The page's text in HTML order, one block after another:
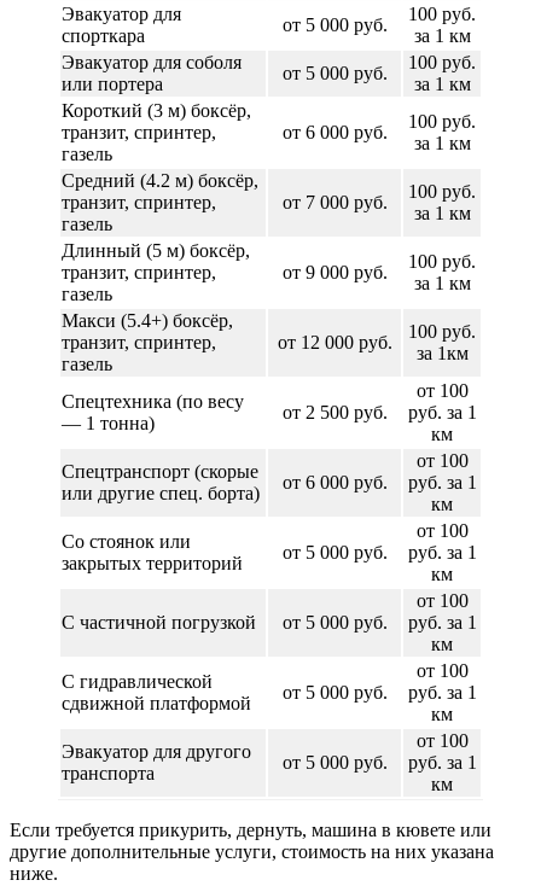
Эвакуатор для
спорткара
от 5 000 руб.
100 руб.
за 1 км
Эвакуатор для соболя
или портера
от 5 000 руб.
100 руб.
за 1 км
Короткий (3 м) боксёр,
транзит, спринтер,
газель
от 6 000 руб.
100 руб.
за 1 км
Средний (4.2 м) боксёр,
транзит, спринтер,
газель
от 7 000 руб.
100 руб.
за 1 км
Длинный (5 м) боксёр,
транзит, спринтер,
газель
от 9 000 руб.
100 руб.
за 1 км
Макси (5.4+) боксёр,
транзит, спринтер,
газель
от 12 000 руб.
100 руб.
за 1км
Спецтехника (по весу
— 1 тонна)
от 2 500 руб.
от 100
руб. за 1
км
Спецтранспорт (скорые
или другие спец. борта)
от 6 000 руб.
от 100
руб. за 1
км
Со стоянок или
закрытых территорий
от 5 000 руб.
от 100
руб. за 1
км
С частичной погрузкой от 5 000 руб.
от 100
руб. за 1
км
С гидравлической
сдвижной платформой
от 5 000 руб.
от 100
руб. за 1
км
Эвакуатор для другого
транспорта
от 5 000 руб.
от 100
руб. за 1
км
Если требуется прикурить, дернуть, машина в кювете или
другие дополнительные услуги, стоимость на них указана
ниже.